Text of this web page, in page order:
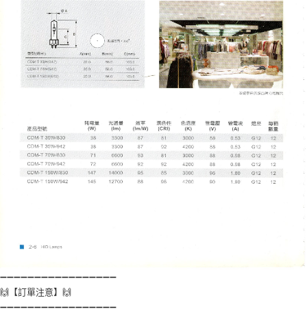
➖➖➖➖➖➖➖➖➖➖➖➖➖➖➖➖➖
🙌【訂單注意】🙌
➖➖➖➖➖➖➖➖➖➖➖➖➖➖➖➖➖